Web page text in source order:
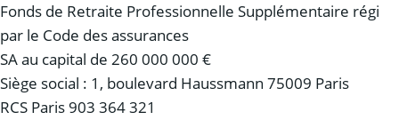
Fonds de Retraite Professionnelle Supplémentaire régi
par le Code des assurances
SA au capital de 260 000 000 €
Siège social : 1, boulevard Haussmann 75009 Paris
RCS Paris 903 364 321